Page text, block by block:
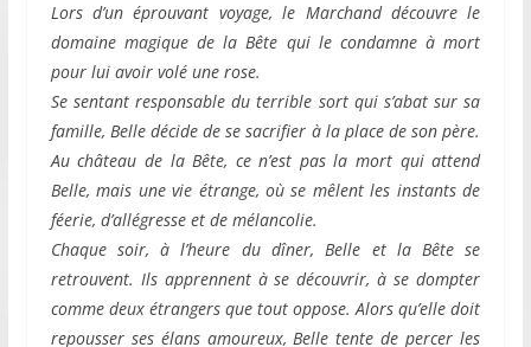
Lors d’un éprouvant voyage, le Marchand découvre le
domaine magique de la Bête qui le condamne à mort
pour lui avoir volé une rose.
Se sentant responsable du terrible sort qui s’abat sur sa
famille, Belle décide de se sacrifier à la place de son père.
Au château de la Bête, ce n’est pas la mort qui attend
Belle, mais une vie étrange, où se mêlent les instants de
féerie, d’allégresse et de mélancolie.
Chaque soir, à l’heure du dîner, Belle et la Bête se
retrouvent. Ils apprennent à se découvrir, à se dompter
comme deux étrangers que tout oppose. Alors qu’elle doit
repousser ses élans amoureux, Belle tente de percer les